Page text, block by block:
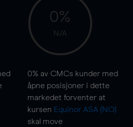
0%
N/A
0% av CMCs kunder med
åpne posisjoner i dette
markedet forventer at
kursen Equinor ASA (NO)
skal move